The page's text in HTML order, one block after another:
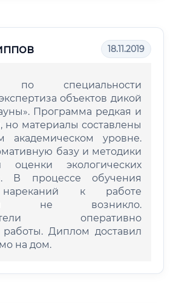
18.11.2019
по специальности
объектов дикой
Программа редкая и
но материалы составлены
академическом уровне.
базу и методики
оценки экологических
В процессе обучения
к работе
не возникло.
оперативно
Диплом доставил
на дом.